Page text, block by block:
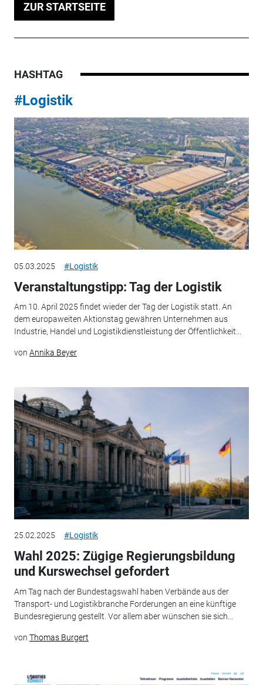
ZUR STARTSEITE
HASHTAG
#Logistik
05.03.2025 #Logistik
Veranstaltungstipp: Tag der Logistik
Am 10. April 2025 findet wieder der Tag der Logistik statt. An
dem europaweiten Aktionstag gewähren Unternehmen aus
Industrie, Handel und Logistikdienstleistung der Öffentlichkeit...
von Annika Beyer
25.02.2025 #Logistik
Wahl 2025: Zügige Regierungsbildung
und Kurswechsel gefordert
Am Tag nach der Bundestagswahl haben Verbände aus der
Transport- und Logistikbranche Forderungen an eine künftige
Bundesregierung gestellt. Vor allem aber wünschen sie sich...
von Thomas Burgert